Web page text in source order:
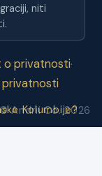
niti
o privatnosti·
privatnosti
Kolumbije?
Andrii Co. 2026